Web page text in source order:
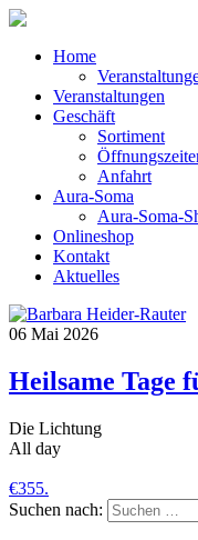
Home
Veranstaltungen
Geschäft
Sortiment
Anfahrt
Aura-Soma
Aura-Soma-
Onlineshop
Kontakt
Aktuelles
06 Mai 2026
Heilsame Tage
Die Lichtung
All day
€355.
Suchen nach: